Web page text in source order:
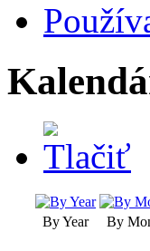
By Year By